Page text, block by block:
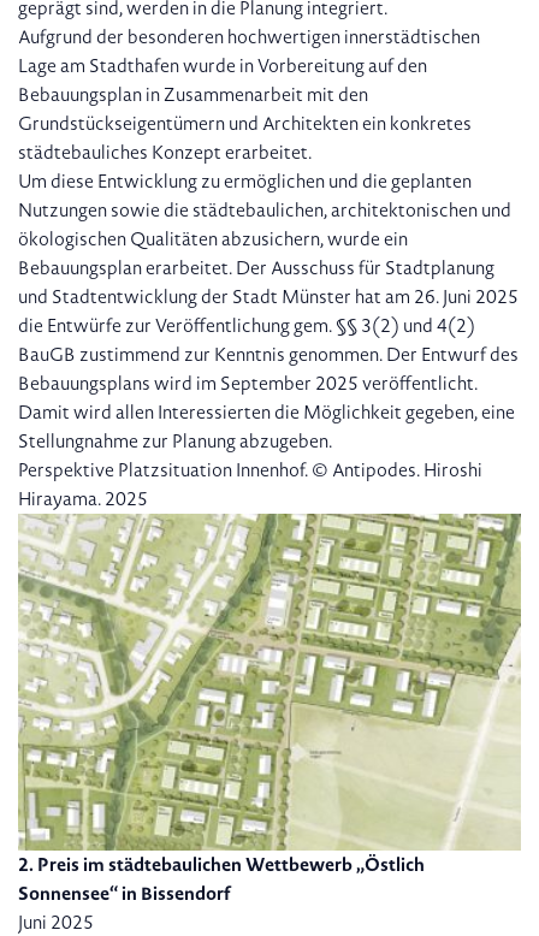
geprägt sind, werden in die Planung integriert.
Aufgrund der besonderen hochwertigen innerstädtischen
Lage am Stadthafen wurde in Vorbereitung auf den
Bebauungsplan in Zusammenarbeit mit den
Grundstückseigentümern und Architekten ein konkretes
städtebauliches Konzept erarbeitet.
Um diese Entwicklung zu ermöglichen und die geplanten
Nutzungen sowie die städtebaulichen, architektonischen und
ökologischen Qualitäten abzusichern, wurde ein
Bebauungsplan erarbeitet. Der Ausschuss für Stadtplanung
und Stadtentwicklung der Stadt Münster hat am 26. Juni 2025
die Entwürfe zur Veröffentlichung gem. §§ 3(2) und 4(2)
BauGB zustimmend zur Kenntnis genommen. Der Entwurf des
Bebauungsplans wird im September 2025 veröffentlicht.
Damit wird allen Interessierten die Möglichkeit gegeben, eine
Stellungnahme zur Planung abzugeben.
Perspektive Platzsituation Innenhof. © Antipodes. Hiroshi
Hirayama. 2025
2. Preis im städtebaulichen Wettbewerb „Östlich
Sonnensee“ in Bissendorf
Juni 2025